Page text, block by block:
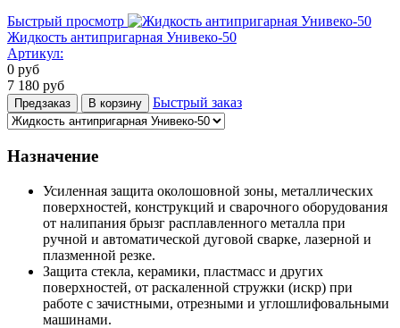
Быстрый просмотр
Жидкость антипригарная Унивеко-50
Артикул:
0 руб
7 180 руб
Предзаказ В корзину Быстрый заказ
Назначение
Усиленная защита околошовной зоны, металлических
поверхностей, конструкций и сварочного оборудования
от налипания брызг расплавленного металла при
ручной и автоматической дуговой сварке, лазерной и
плазменной резке.
Защита стекла, керамики, пластмасс и других
поверхностей, от раскаленной стружки (искр) при
работе с зачистными, отрезными и углошлифовальными
машинами.